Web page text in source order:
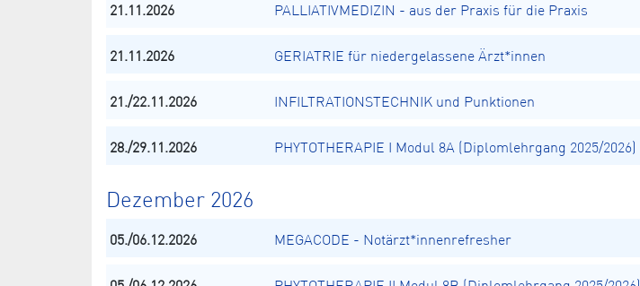
21.11.2026 PALLIATIVMEDIZIN - aus der Praxis für die Praxis
21.11.2026 GERIATRIE für niedergelassene Ärzt*innen
21./22.11.2026 INFILTRATIONSTECHNIK und Punktionen
28./29.11.2026 PHYTOTHERAPIE I Modul 8A (Diplomlehrgang 2025/2026)
Dezember 2026
05./06.12.2026 MEGACODE - Notärzt*innenrefresher